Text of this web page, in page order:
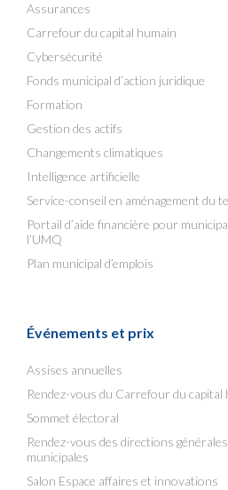
Assurances
Carrefour du capital humain
Cybersécurité
Fonds municipal d’action juridique
Formation
Gestion des actifs
Changements climatiques
Intelligence artificielle
Service-conseil en aménagement du
Portail d’aide financière pour
l’UMQ
Plan municipal d’emplois
Événements et prix
Assises annuelles
Rendez-vous du Carrefour du capital
Sommet électoral
Rendez-vous des directions
municipales
Salon Espace affaires et innovations